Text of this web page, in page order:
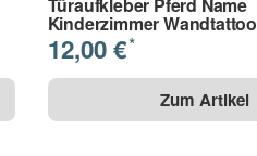
Kinderzimmer Wandtattoo
12,00 €*
Zum Artikel